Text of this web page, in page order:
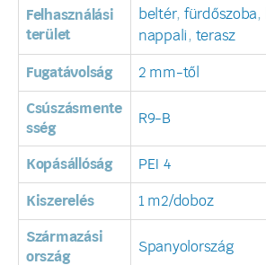
Felhasználási
terület
beltér, fürdőszoba,
nappali, terasz
Fugatávolság 2 mm-től
Csúszásmente
sség
R9-B
Kopásállóság PEI 4
Kiszerelés 1 m2/doboz
Származási
ország
Spanyolország